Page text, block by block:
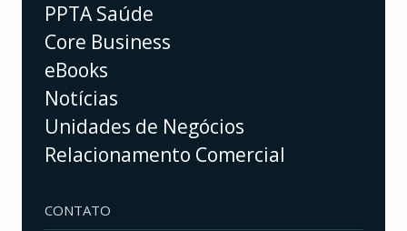
PPTA Saúde
Core Business
eBooks
Notícias
Unidades de Negócios
Relacionamento Comercial
CONTATO